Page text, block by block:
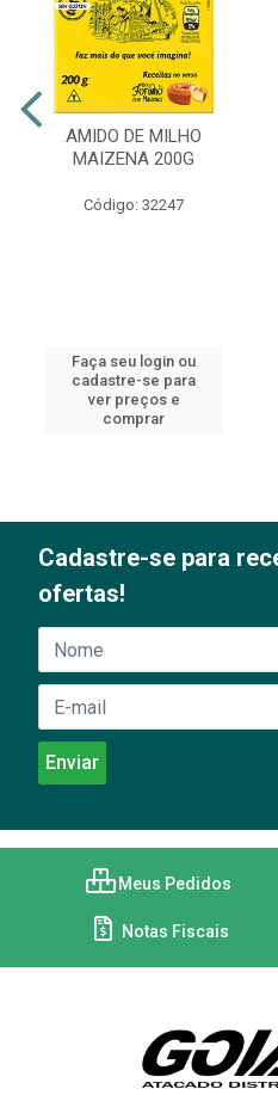
AMIDO DE MILHO
MAIZENA 200G
Código: 32247
Faça seu login ou
cadastre-se para
ver preços e
comprar
Cadastre-se para
ofertas!
Meus Pedidos
Notas Fiscais